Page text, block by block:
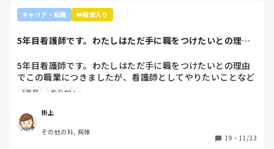
キャリア・転職 👑殿堂入り
5年目看護師です。わたしはただ手に職をつけたいとの理由
5年目看護師です。わたしはただ手に職をつけたいとの理由
でこの職業につきましたが、看護師としてやりたいことなど
あまり考えたことがなく、ただ言われたことをやっているよ
続けてしまっています。
みなさんはどういったきっかけで看護師を目指したり、今の
科についていたりしますか？
5年目 やりがい
掛上
その他の科, 病棟
19 ・ 11/23